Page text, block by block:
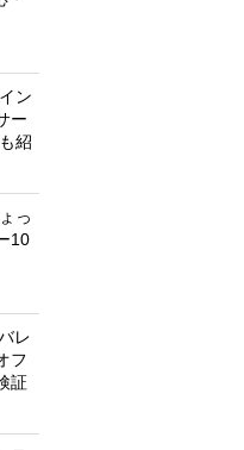
ン
ー
紹
っ
10
レ
フ
証